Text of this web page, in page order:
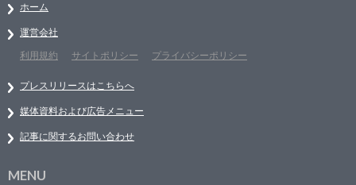
ホーム
運営会社
利用規約
サイトポリシー プライバシーポリシー
プレスリリースはこちらへ
媒体資料および広告メニュー
記事に関するお問い合わせ
MENU